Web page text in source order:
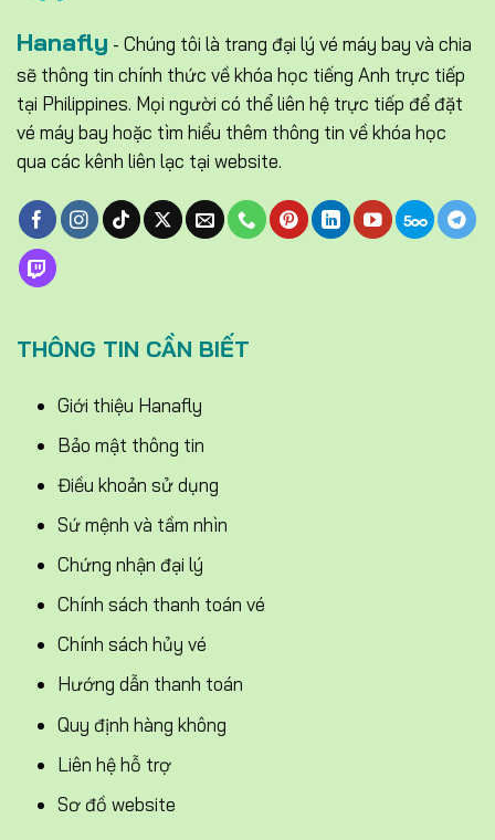
Hanafly - Chúng tôi là trang đại lý vé máy bay và chia
sẽ thông tin chính thức về khóa học tiếng Anh trực tiếp
tại Philippines. Mọi người có thể liên hệ trực tiếp để đặt
vé máy bay hoặc tìm hiểu thêm thông tin về khóa học
qua các kênh liên lạc tại website.
THÔNG TIN CẦN BIẾT
Giới thiệu Hanafly
Bảo mật thông tin
Điều khoản sử dụng
Sứ mệnh và tầm nhìn
Chứng nhận đại lý
Chính sách thanh toán vé
Chính sách hủy vé
Hướng dẫn thanh toán
Quy định hàng không
Liên hệ hỗ trợ
Sơ đồ website